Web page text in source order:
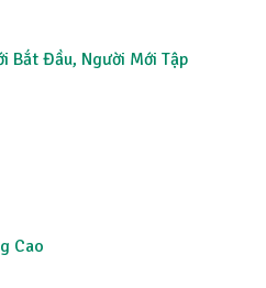
Bắt Đầu, Người Mới Tập
Cao